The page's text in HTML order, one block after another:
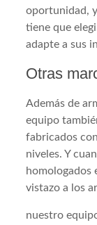
oportunidad,
tiene que
adapte a sus
Otras
Además de
equipo
fabricados
niveles. Y
homologados
vistazo a los
nuestro